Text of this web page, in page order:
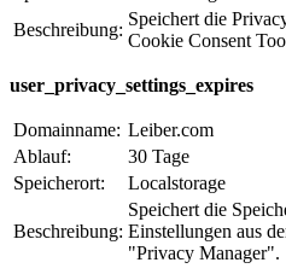
Beschreibung:
Speichert die
Cookie Consent
user_privacy_settings_expires
Domainname: Leiber.com
Ablauf:
30 Tage
Speicherort:
Localstorage
Beschreibung:
Speichert die
Einstellungen aus
"Privacy Manager".